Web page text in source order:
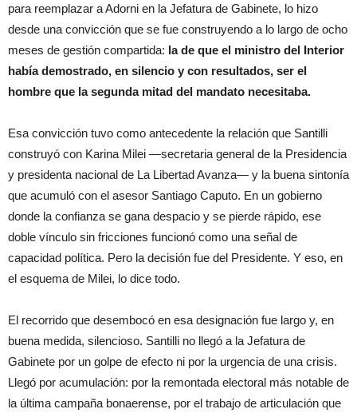
para reemplazar a Adorni en la Jefatura de Gabinete, lo hizo
desde una convicción que se fue construyendo a lo largo de ocho
meses de gestión compartida: la de que el ministro del Interior
había demostrado, en silencio y con resultados, ser el
hombre que la segunda mitad del mandato necesitaba.
Esa convicción tuvo como antecedente la relación que Santilli
construyó con Karina Milei —secretaria general de la Presidencia
y presidenta nacional de La Libertad Avanza— y la buena sintonía
que acumuló con el asesor Santiago Caputo. En un gobierno
donde la confianza se gana despacio y se pierde rápido, ese
doble vínculo sin fricciones funcionó como una señal de
capacidad política. Pero la decisión fue del Presidente. Y eso, en
el esquema de Milei, lo dice todo.
El recorrido que desembocó en esa designación fue largo y, en
buena medida, silencioso. Santilli no llegó a la Jefatura de
Gabinete por un golpe de efecto ni por la urgencia de una crisis.
Llegó por acumulación: por la remontada electoral más notable de
la última campaña bonaerense, por el trabajo de articulación que